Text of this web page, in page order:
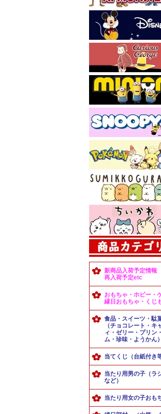
新商品入荷予定情報
再入荷予定etc
おもちゃ・ホビー・
縁日おもちゃ・くじ
食品・スイーツ・駄
（チョコレート・キ
ィ・ゼリー・プリン
ム・珍味・ようかん）
当てくじ（台紙付き等
当たり用男の子（ラ
など）
当たり用女の子おも